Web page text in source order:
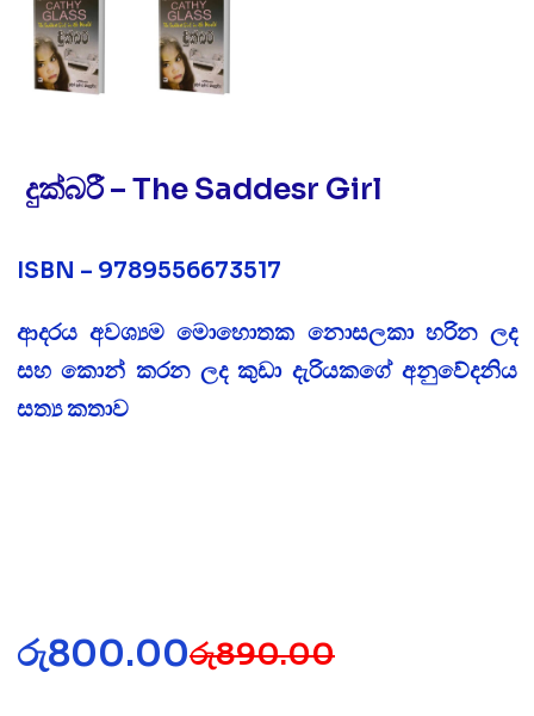
දුක්බරී – The Saddesr Girl
ISBN – 9789556673517
ආදරය අවශ්‍යම මොහොතක නොසලකා හරින ලද
සහ කොන් කරන ලද කුඩා දැරියකගේ අනුවේදනිය
සත්‍ය කතාව
රු890.00
රු800.00